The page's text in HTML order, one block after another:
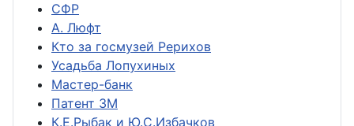
СФР
А. Люфт
Кто за госмузей Рерихов
Усадьба Лопухиных
Мастер-банк
Патент ЗМ
К.Е.Рыбак и Ю.С.Избачков